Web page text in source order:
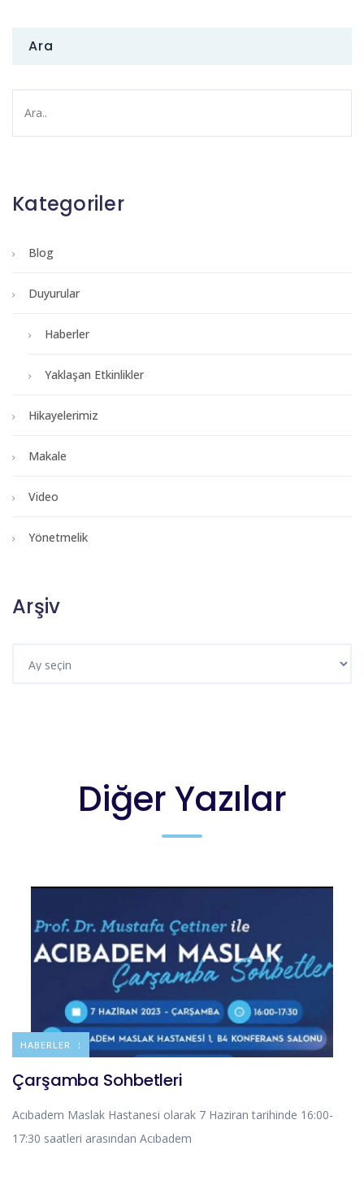
Ara
Kategoriler
Blog
Duyurular
Haberler
Yaklaşan Etkinlikler
Hikayelerimiz
Makale
Video
Yönetmelik
Arşiv
Diğer Yazılar
DUYURULAR
HABERLER
Çarşamba Sohbetleri
Acıbadem Maslak Hastanesi olarak 7 Haziran tarihinde 16:00-
17:30 saatleri arasından Acıbadem